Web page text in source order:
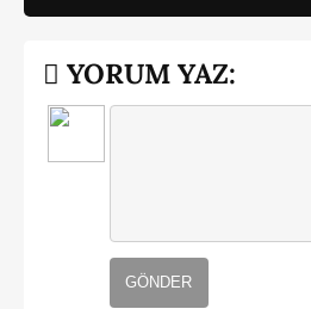
YORUM YAZ:
GÖNDER